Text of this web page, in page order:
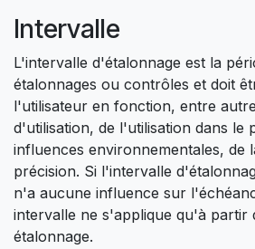
Intervalle
L'intervalle d'étalonnage est la
étalonnages ou contrôles et doit
l'utilisateur en fonction, entre
d'utilisation, de l'utilisation dans le
influences environnementales, de
précision. Si l'intervalle
n'a aucune influence sur
intervalle ne s'applique qu'à partir
étalonnage.